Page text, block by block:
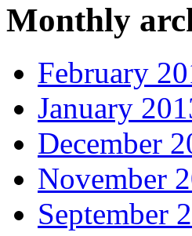
Monthly
February
January
December
November
September